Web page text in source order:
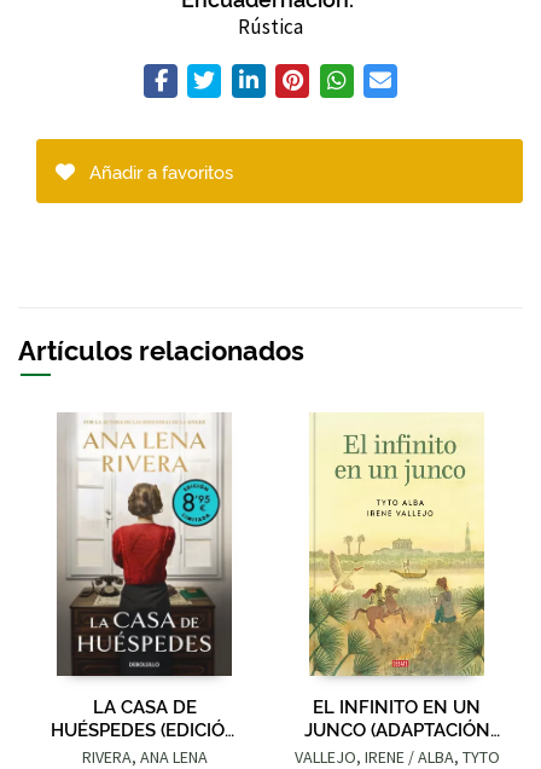
Rústica
Añadir a favoritos
Artículos relacionados
LA CASA DE
HUÉSPEDES (EDICIÓN
LIMITADA · VERANO)
RIVERA, ANA LENA
EL INFINITO EN UN
JUNCO (ADAPTACIÓN
GRÁFICA)
VALLEJO, IRENE / ALBA, TYTO